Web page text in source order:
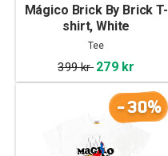
Mágico Brick By Brick T-
shirt, White
Tee
399 kr 279 kr
-30%